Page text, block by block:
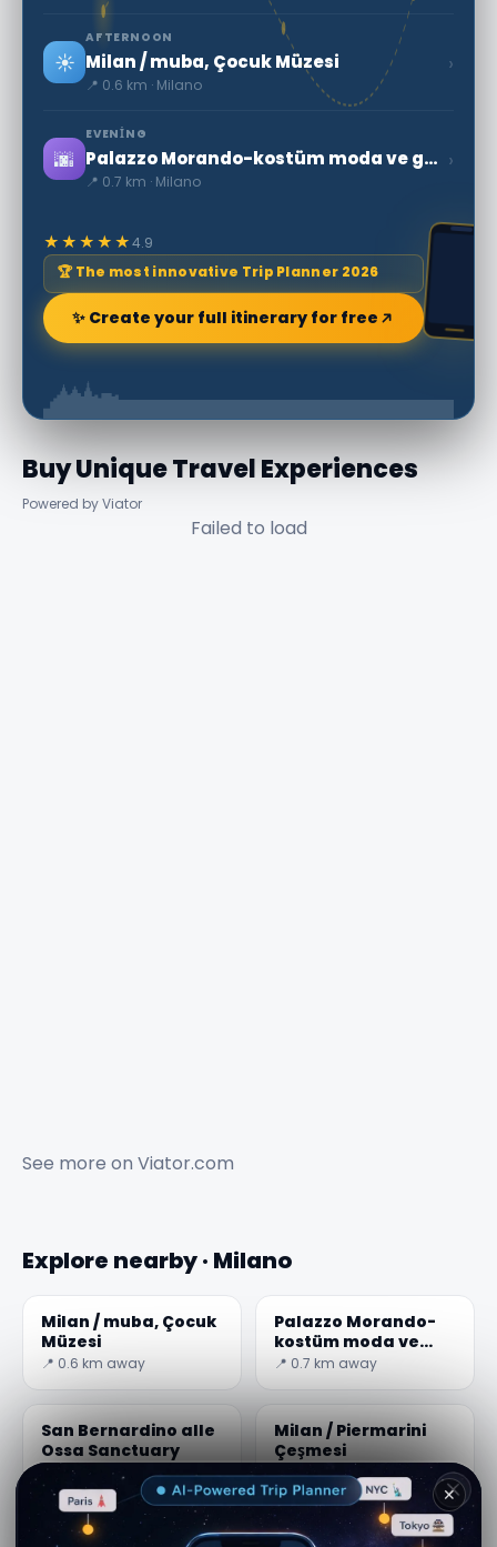
☀️
AFTERNOON
Milan / muba, Çocuk Müzesi
📍 0.6 km · Milano
›
🌆
EVENING
Palazzo Morando-kostüm moda ve görüntü
📍 0.7 km · Milano
›
★★★★★4.9
🏆 The most innovative Trip Planner 2026
✨ Create your full itinerary for free
Buy Unique Travel Experiences
Powered by Viator
Failed to load
See more on Viator.com
Explore nearby · Milano
Milan / muba, Çocuk
Müzesi
📍 0.6 km away
Palazzo Morando-
kostüm moda ve
görüntü
📍 0.7 km away
San Bernardino alle
Ossa Sanctuary
📍 0.7 km away
Milan / Piermarini
Çeşmesi
📍 0.7 km away
Milan ve Ca ' Granda
Milan / Bagatti
✕